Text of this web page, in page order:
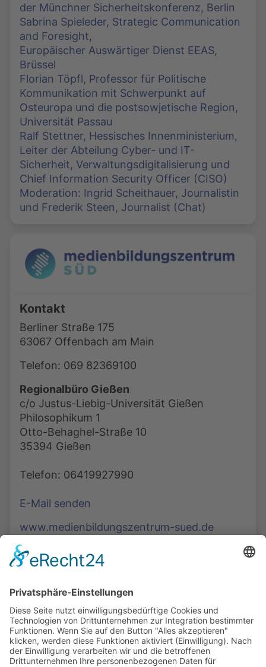
der Münchner Sicherheitskonferenz, Berlin
Sabrina Spieleder, Strategic Communication
and Foresight,
Europäischer Auswärtiger Dienst EEAS,
Brüssel
Florian Töpfl, Professor für Politische
Kommunikation mit Schwerpunkt auf
Osteuropa und die postsowjetische Region,
Universität Passau
Ralf Stettner, Hessisches Innenministerium,
Leiter der Abteilung Cyber- und IT-
Sicherheit, Verwaltungsdigitalisierung und
Chief Information Security Officer (CISO)
Moderation: Ingrid Scheithauer, Journalistin
und Frederik Steen, Journalist (Chat)
Kontakt
Berliner Straße 175
63067 Offenbach am Main
Telefon: 069 82369100
Regionalbüro Gießen
c/o Justus-Liebig-Universität Gießen
Philosophikum 1
Otto-Behaghel-Straße 10
35394 Gießen
Telefon: 06419927990
E-Mail senden
www.medienbildungszentrum-sued.de
Podcasts, Themen und Informationen.
Entdecken Sie unser Forum für Medien, Bildung
und Demokratie - jederzeit und überall
verfügbar.